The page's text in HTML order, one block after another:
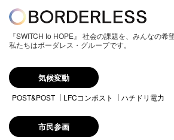
『SWITCH to HOPE』 社会の課題を、みんなの希
私たちはボーダレス・グループです。
気候変動
POST&POST LFCコンポスト ハチドリ電力
市民参画